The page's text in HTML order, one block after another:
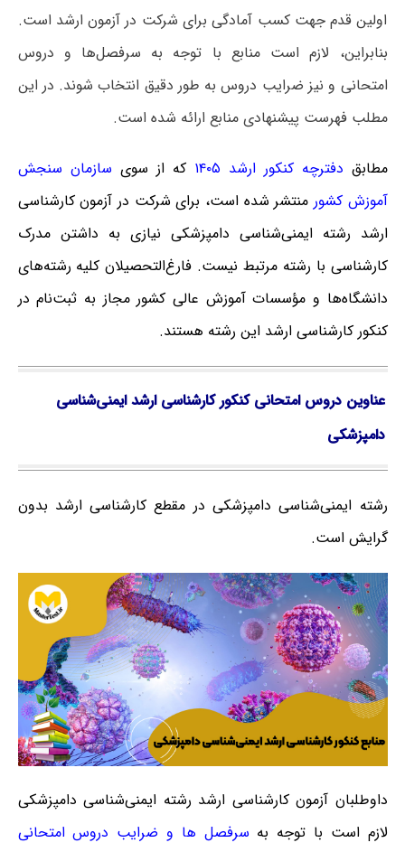
اولین قدم جهت کسب آمادگی برای شرکت در آزمون ارشد است.
بنابراین، لازم است منابع با توجه به سرفصل‌ها و دروس
امتحانی و نیز ضرایب دروس به طور دقیق انتخاب شوند. در این
مطلب فهرست پیشنهادی منابع ارائه شده است.
مطابق دفترچه کنکور ارشد ۱۴۰۵ که از سوی سازمان سنجش
آموزش کشور منتشر شده است، برای شرکت در آزمون کارشناسی
ارشد رشته ایمنی‌شناسی دامپزشکی نیازی به داشتن مدرک
کارشناسی با رشته مرتبط نیست. فارغ‌‌التحصیلان کلیه رشته‌های
دانشگاه‌ها و مؤسسات آموزش عالی کشور مجاز به ثبت‌نام در
کنکور کارشناسی ارشد این رشته هستند.
عناوین دروس امتحانی کنکور کارشناسی ارشد ایمنی‌شناسی
دامپزشکی
رشته ایمنی‌شناسی دامپزشکی در مقطع کارشناسی ارشد بدون
گرایش است.
داوطلبان آزمون کارشناسی ارشد رشته ایمنی‌شناسی دامپزشکی
لازم است با توجه به سرفصل ها و ضرایب دروس امتحانی